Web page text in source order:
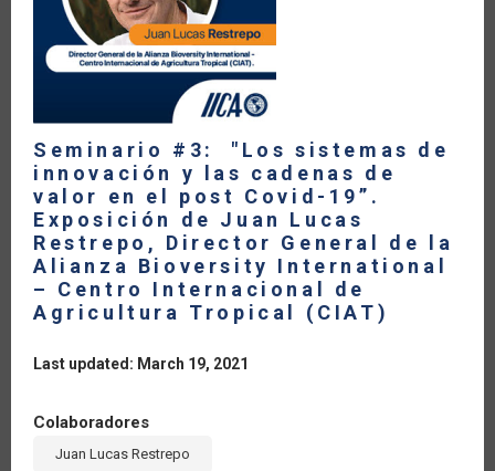
19”.
EXPOSICIÓN
DE
ELSA
MURANO,
EX
SUBSECRETARIA
AGRICULTURA
Y
SEGURIDAD
ALIMENTARIA
DE
ESTADOS
UNIDOS
Seminario #3: "Los sistemas de
innovación y las cadenas de
valor en el post Covid-19”.
Exposición de Juan Lucas
Restrepo, Director General de la
Alianza Bioversity International
– Centro Internacional de
Agricultura Tropical (CIAT)
Last updated: March 19, 2021
Colaboradores
Juan Lucas Restrepo